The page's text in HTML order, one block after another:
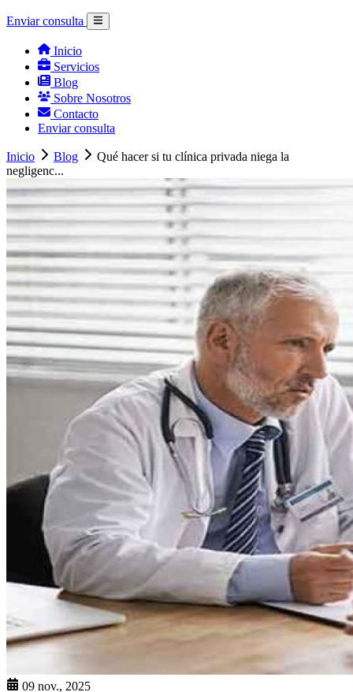
Enviar consulta
Inicio
Servicios
Blog
Sobre Nosotros
Contacto
Enviar consulta
Inicio Blog
Qué hacer si tu clínica privada niega la
negligenc...
09 nov., 2025